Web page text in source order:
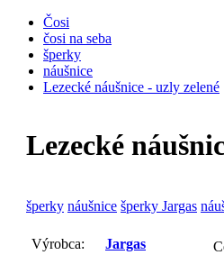
Čosi
čosi na seba
šperky
náušnice
Lezecké náušnice - uzly zelené
Lezecké
šperky náušnice šperky Jargas
Výrobca: Jargas